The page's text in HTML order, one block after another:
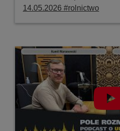
14.05.2026 #rolnictwo